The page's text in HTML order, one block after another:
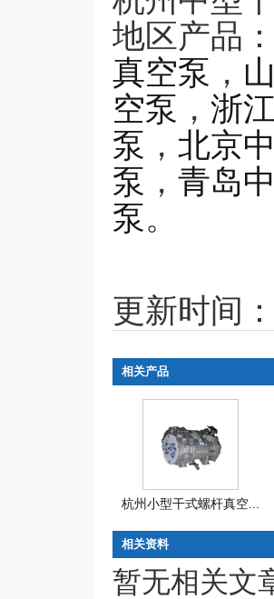
地区产品
真空泵 ，
空泵 ， 浙
泵 ， 北京
泵 ， 青岛
泵。
更新时间
相关产品
杭州小型干式螺杆真空...
相关资料
暂无相关文